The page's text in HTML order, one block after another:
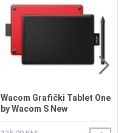
Wacom Grafički Tablet One
by Wacom S New